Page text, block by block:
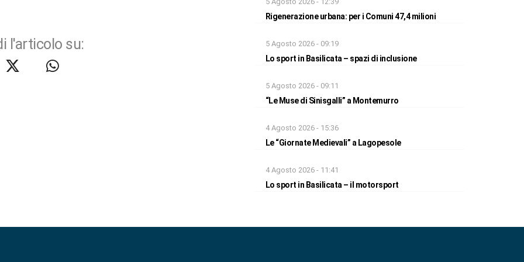
l'articolo su:
Rigenerazione urbana: per i Comuni 47,4 milioni
5 Agosto 2026 - 09:19
Lo sport in Basilicata – spazi di inclusione
5 Agosto 2026 - 09:11
“Le Muse di Sinisgalli” a Montemurro
4 Agosto 2026 - 15:36
Le “Giornate Medievali” a Lagopesole
4 Agosto 2026 - 11:41
Lo sport in Basilicata – il motorsport